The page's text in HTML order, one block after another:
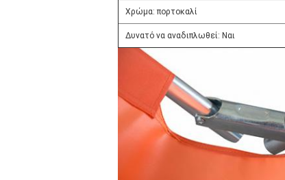
Χρώμα: πορτοκαλί
Δυνατό να αναδιπλωθεί: Ναι